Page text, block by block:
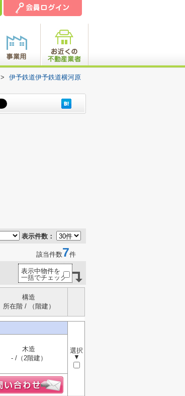
>
伊予鉄道伊予鉄道横河原
表示件数：
該当件数7件
表示中物件を
一括でチェック
構造
所在階 / （階建）
選択
▼
木造
- /（2階建）